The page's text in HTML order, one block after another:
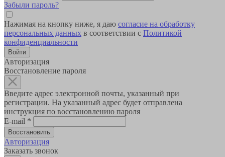
Забыли пароль?
Нажимая на кнопку ниже, я даю согласие на обработку
персональных данных в соответствии с Политикой
конфиденциальности
Авторизация
Восстановление пароля
Введите адрес электронной почты, указанный при
регистрации. На указанный адрес будет отправлена
инструкция по восстановлению пароля
E-mail *
Авторизация
Заказать звонок